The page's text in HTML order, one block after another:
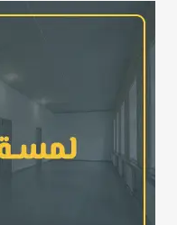
الرياض
–